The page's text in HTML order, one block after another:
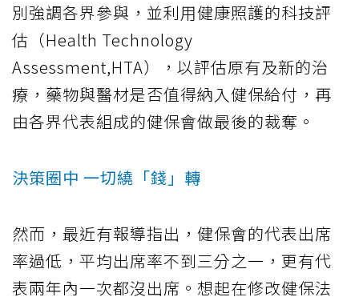
別強調各界參與，並利用健康照護的科技評
估（Health Technology
Assessment,HTA），以評估原有及新的治
療，藥物與醫材是否值得納入健保給付，再
由各界代表組成的健保會做最後的裁奪。
決策圈中 一切繞「錢」轉
然而，最近有報導指出，健保會的代表出席
率過低，平均出席率不到三分之一，更有代
表兩年內一次都沒出席。想起在修改健保法